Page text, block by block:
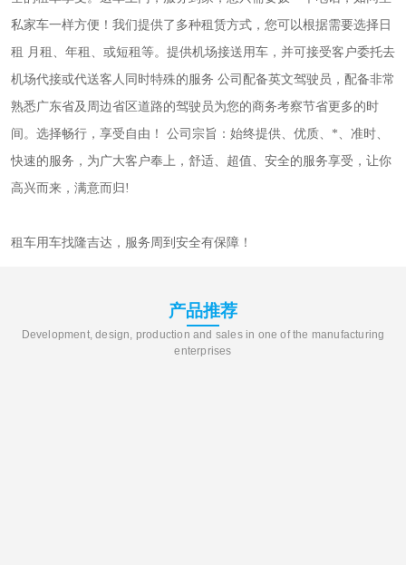
私家车一样方便！我们提供了多种租赁方式，您可以根据需要选择日
租 月租、年租、或短租等。提供机场接送用车，并可接受客户委托去
机场代接或代送客人同时特殊的服务 公司配备英文驾驶员，配备非常
熟悉广东省及周边省区道路的驾驶员为您的商务考察节省更多的时
间。选择畅行，享受自由！ 公司宗旨：始终提供、优质、*、准时、
快速的服务，为广大客户奉上，舒适、超值、安全的服务享受，让你
高兴而来，满意而归!
租车用车找隆吉达，服务周到安全有保障！
产品推荐
Development, design, production and sales in one of the manufacturing
enterprises